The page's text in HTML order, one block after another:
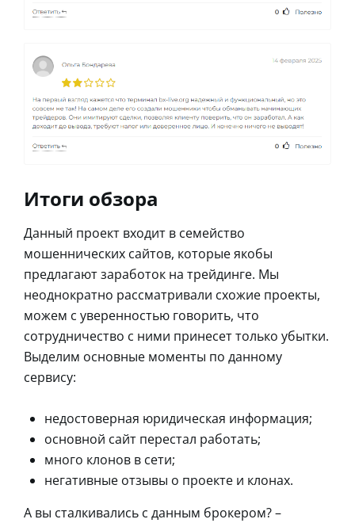
Итоги обзора
Данный проект входит в семейство
мошеннических сайтов, которые якобы
предлагают заработок на трейдинге. Мы
неоднократно рассматривали схожие проекты,
можем с уверенностью говорить, что
сотрудничество с ними принесет только убытки.
Выделим основные моменты по данному
сервису:
недостоверная юридическая информация;
основной сайт перестал работать;
много клонов в сети;
негативные отзывы о проекте и клонах.
А вы сталкивались с данным брокером? –